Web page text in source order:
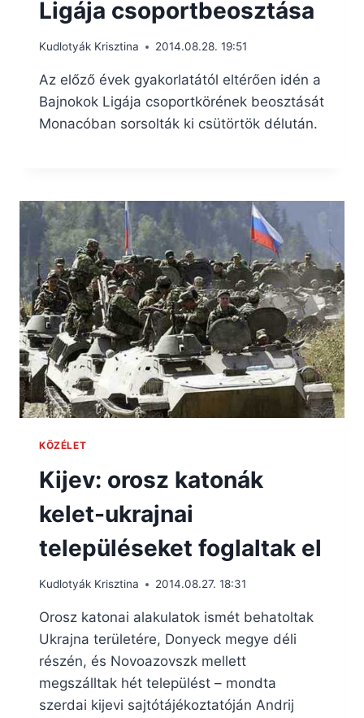
Ligája csoportbeosztása
Kudlotyák Krisztina 2014.08.28. 19:51
Az előző évek gyakorlatától eltérően idén a
Bajnokok Ligája csoportkörének beosztását
Monacóban sorsolták ki csütörtök délután.
KÖZÉLET
Kijev: orosz katonák
kelet-ukrajnai
településeket foglaltak el
Kudlotyák Krisztina 2014.08.27. 18:31
Orosz katonai alakulatok ismét behatoltak
Ukrajna területére, Donyeck megye déli
részén, és Novoazovszk mellett
megszálltak hét települést – mondta
szerdai kijevi sajtótájékoztatóján Andrij